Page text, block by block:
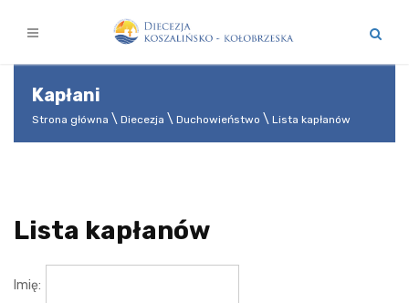
Kapłani
Strona główna Diecezja Duchowieństwo Lista kapłanów
Lista kapłanów
Imię: